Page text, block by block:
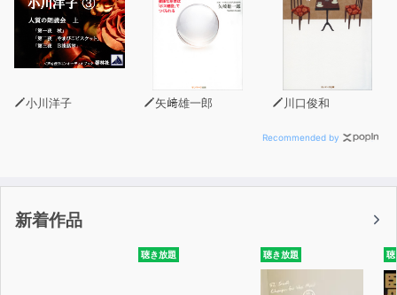
・知っておくと便利な表現（数字／序数詞／値段／疑問詞
／時刻／時の表現／時間にまつわる表現／位置／日付／暦
の月／曜日）
［場面別会話 編］
・機内で（場所を聞く／乗務員に用事を頼む／機内食を頼
・空港から市内へ（交通機関の場所を聞く／タクシーの運
小川洋子 矢﨑雄一郎 川口俊和
Recommended by
新着作品
聴き放題 聴き放題 聴